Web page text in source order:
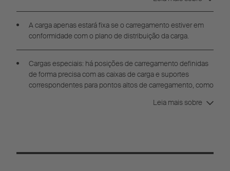
aderência se a pressão no eixo axial for insuficiente. Se a
carga for posicionada muito à frente, pode acontecer uma
sobrecarga do eixo axial, mesmo se o peso total permitido
não for excedido.
A carga apenas estará fixa se o carregamento estiver em
conformidade com o plano de distribuição da carga.
Cargas especiais: há posições de carregamento definidas
de forma precisa com as caixas de carga e suportes
correspondentes para pontos altos de carregamento, como
Leia mais sobre